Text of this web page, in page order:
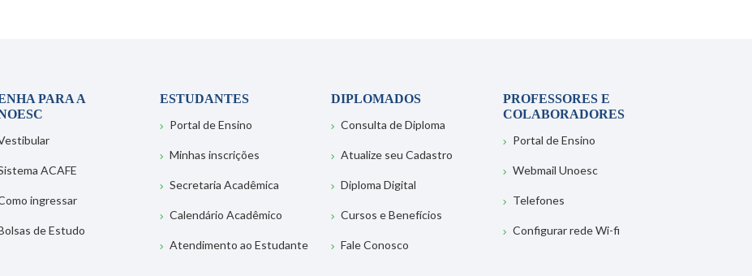
PARA A
ACAFE
ingressar
de Estudo
ESTUDANTES
Portal de Ensino
Minhas inscrições
Secretaria Acadêmica
Calendário Acadêmico
Atendimento ao Estudante
DIPLOMADOS
Consulta de Diploma
Atualize seu Cadastro
Diploma Digital
Cursos e Benefícios
Fale Conosco
PROFESSORES E
COLABORADORES
Portal de Ensino
Webmail Unoesc
Telefones
Configurar rede Wi-fi